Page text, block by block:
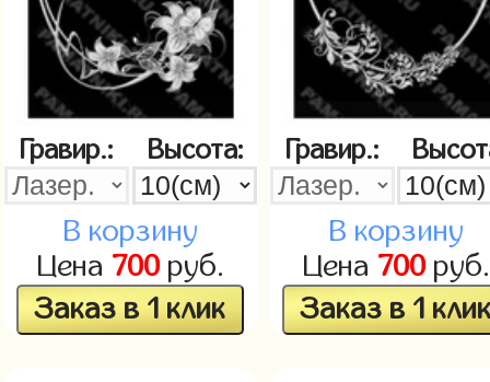
Гравир.: Высота:
В корзину
Цена 700руб.
Заказ в 1 клик
Гравир.:
В корзину
Цена 700руб.
Заказ в 1